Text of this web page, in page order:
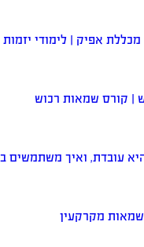
אפיק | לימודי יזמות
| קורס שמאות רכוש
עובדת, ואיך משתמשים בה?
מקרקעין